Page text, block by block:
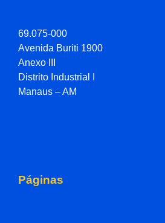
69.075-000
Avenida Buriti 1900
Anexo III
Distrito Industrial I
Manaus – AM
Páginas